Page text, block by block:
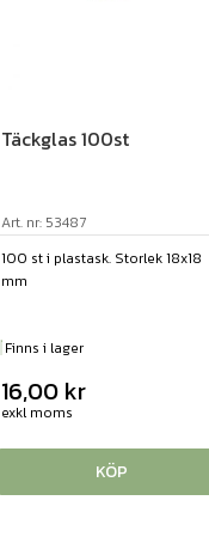
Täckglas 100st
Art. nr: 53487
100 st i plastask. Storlek 18x18
mm
Finns i lager
16,00 kr
exkl moms
KÖP